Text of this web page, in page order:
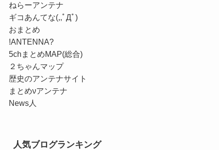
ねらーアンテナ
ギコあんてな(,,ﾟДﾟ)
おまとめ
!ANTENNA?
5chまとめMAP(総合)
２ちゃんマップ
歴史のアンテナサイト
まとめνアンテナ
News人
人気ブログランキング